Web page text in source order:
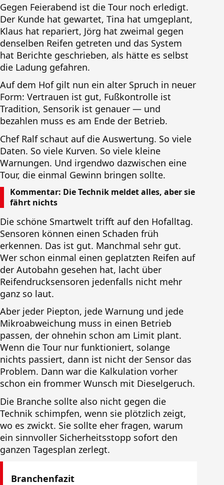
Gegen Feierabend ist die Tour noch erledigt.
Der Kunde hat gewartet, Tina hat umgeplant,
Klaus hat repariert, Jörg hat zweimal gegen
denselben Reifen getreten und das System
hat Berichte geschrieben, als hätte es selbst
die Ladung gefahren.
Auf dem Hof gilt nun ein alter Spruch in neuer
Form: Vertrauen ist gut, Fußkontrolle ist
Tradition, Sensorik ist genauer — und
bezahlen muss es am Ende der Betrieb.
Chef Ralf schaut auf die Auswertung. So viele
Daten. So viele Kurven. So viele kleine
Warnungen. Und irgendwo dazwischen eine
Tour, die einmal Gewinn bringen sollte.
Kommentar: Die Technik meldet alles, aber sie
fährt nichts
Die schöne Smartwelt trifft auf den Hofalltag.
Sensoren können einen Schaden früh
erkennen. Das ist gut. Manchmal sehr gut.
Wer schon einmal einen geplatzten Reifen auf
der Autobahn gesehen hat, lacht über
Reifendrucksensoren jedenfalls nicht mehr
ganz so laut.
Aber jeder Piepton, jede Warnung und jede
Mikroabweichung muss in einen Betrieb
passen, der ohnehin schon am Limit plant.
Wenn die Tour nur funktioniert, solange
nichts passiert, dann ist nicht der Sensor das
Problem. Dann war die Kalkulation vorher
schon ein frommer Wunsch mit Dieselgeruch.
Die Branche sollte also nicht gegen die
Technik schimpfen, wenn sie plötzlich zeigt,
wo es zwickt. Sie sollte eher fragen, warum
ein sinnvoller Sicherheitsstopp sofort den
ganzen Tagesplan zerlegt.
Branchenfazit